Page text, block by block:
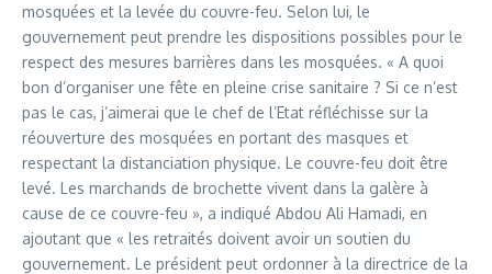
mosquées et la levée du couvre-feu. Selon lui, le
gouvernement peut prendre les dispositions possibles pour le
respect des mesures barrières dans les mosquées. « A quoi
bon d’organiser une fête en pleine crise sanitaire ? Si ce n’est
pas le cas, j’aimerai que le chef de l’Etat réfléchisse sur la
réouverture des mosquées en portant des masques et
respectant la distanciation physique. Le couvre-feu doit être
levé. Les marchands de brochette vivent dans la galère à
cause de ce couvre-feu », a indiqué Abdou Ali Hamadi, en
ajoutant que « les retraités doivent avoir un soutien du
gouvernement. Le président peut ordonner à la directrice de la